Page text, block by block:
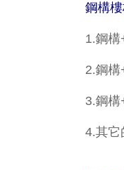
鋼構
1.鋼
2.鋼構
3.鋼
4.其它